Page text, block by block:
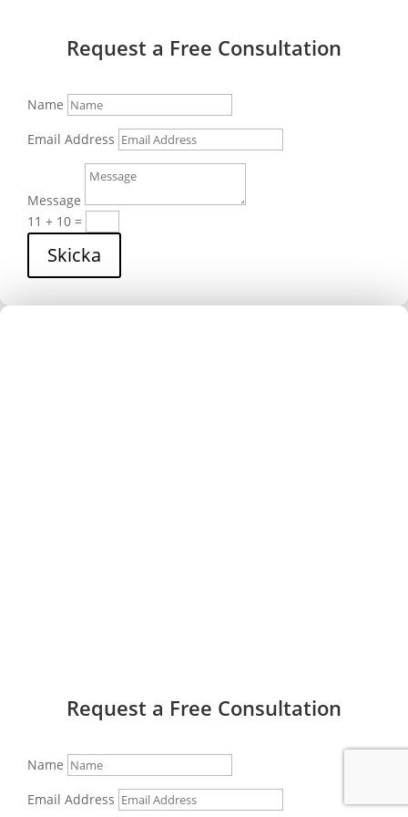
Request a Free Consultation
Name
Email Address
Message
11 + 10 =
Skicka
Request a Free Consultation
Name
Email Address